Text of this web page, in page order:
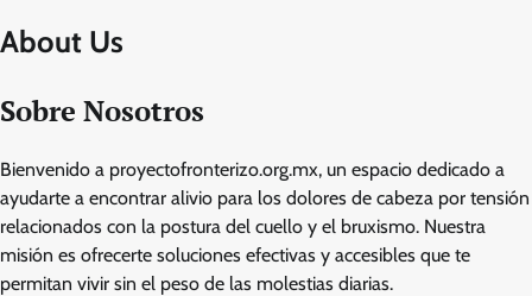
About Us
Sobre Nosotros
Bienvenido a proyectofronterizo.org.mx, un espacio dedicado a
ayudarte a encontrar alivio para los dolores de cabeza por tensión
relacionados con la postura del cuello y el bruxismo. Nuestra
misión es ofrecerte soluciones efectivas y accesibles que te
permitan vivir sin el peso de las molestias diarias.